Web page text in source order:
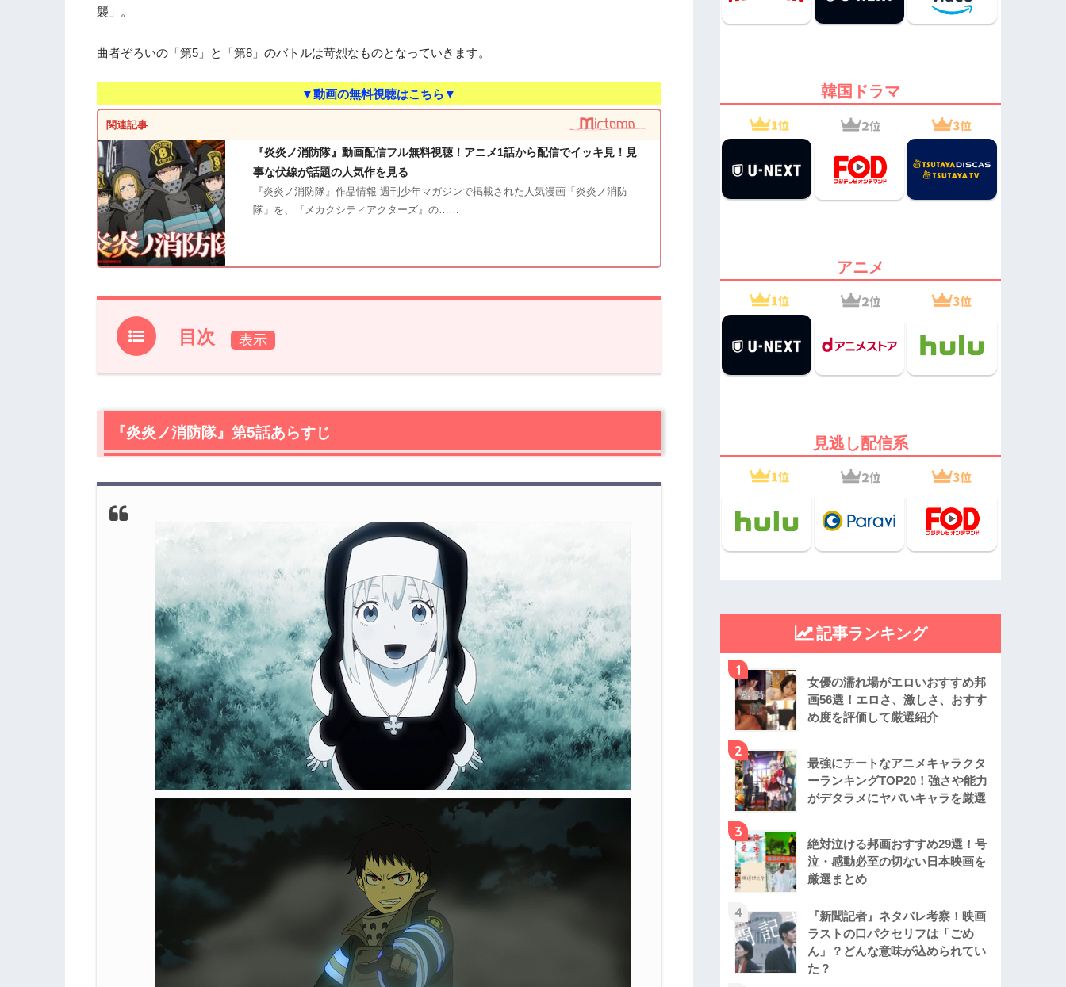
襲」。
曲者ぞろいの「第5」と「第8」のバトルは苛烈なものとなっていきます。
▼動画の無料視聴はこちら▼
関連記事
『炎炎ノ消防隊』動画配信フル無料視聴！アニメ1話から配信でイッキ見！見
事な伏線が話題の人気作を見る
『炎炎ノ消防隊』作品情報 週刊少年マガジンで掲載された人気漫画「炎炎ノ消防
隊」を、『メカクシティアクターズ』の……
目次
1.『炎炎ノ消防隊』第5話あらすじ
2.1 真剣な話なのに隊長たち、ツッコミどころ満載で困る
2.2アイリスとプリンセス火華
『炎炎ノ消防隊』第5話あらすじ
韓国ドラマ
アニメ
見逃し配信系
記事ランキング
1
女優の濡れ場がエロいおすすめ邦
画56選！エロさ、激しさ、おすす
め度を評価して厳選紹介
2
最強にチートなアニメキャラクタ
ーランキングTOP20！強さや能力
がデタラメにヤバいキャラを厳選
3
絶対泣ける邦画おすすめ29選！号
泣・感動必至の切ない日本映画を
厳選まとめ
4
『新聞記者』ネタバレ考察！映画
ラストの口パクセリフは「ごめ
ん」？どんな意味が込められてい
た？